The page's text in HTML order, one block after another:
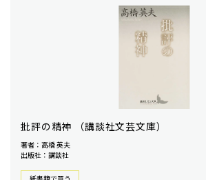
批評の精神 （講談社文芸文庫）
著者：高橋 英夫
出版社：講談社